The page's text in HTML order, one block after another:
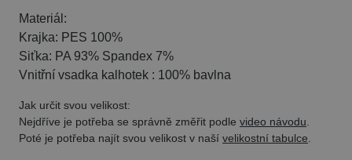
Materiál:
Krajka: PES 100%
Siťka: PA 93% Spandex 7%
Vnitřní vsadka kalhotek : 100% bavlna
Jak určit svou velikost:
Nejdříve je potřeba se správně změřit podle video návodu
Poté je potřeba najít svou velikost v naší velikostní tabulce